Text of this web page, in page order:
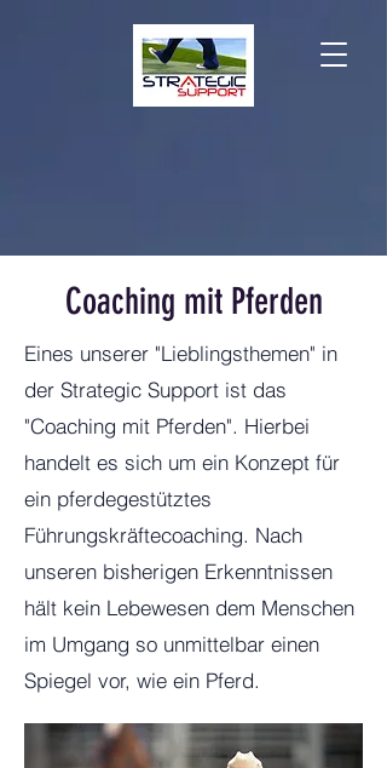
Coaching mit Pferden
Eines unserer "Lieblingsthemen" in
der Strategic Support ist das
"Coaching mit Pferden". Hierbei
handelt es sich um ein Konzept für
ein pferdegestütztes
Führungskräftecoaching. Nach
unseren bisherigen Erkenntnissen
hält kein Lebewesen dem Menschen
im Umgang so unmittelbar einen
Spiegel vor, wie ein Pferd.